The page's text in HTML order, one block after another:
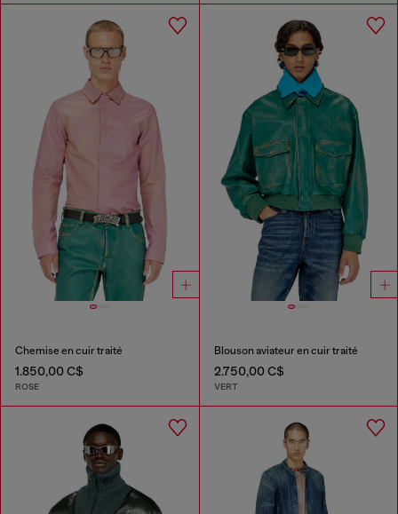
Chemise en cuir traité
1.850,00 C$
ROSE
Blouson aviateur en cuir traité
2.750,00 C$
VERT